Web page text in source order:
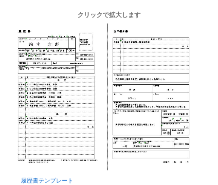
クリックで拡大します
履歴書テンプレート